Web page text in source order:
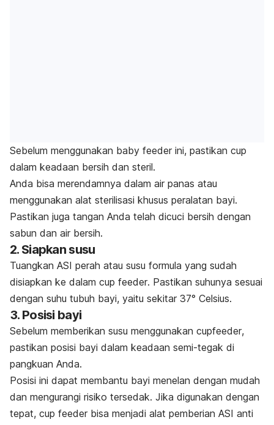
Sebelum menggunakan baby feeder ini, pastikan cup
dalam keadaan bersih dan steril.
Anda bisa merendamnya dalam air panas atau
menggunakan alat sterilisasi khusus peralatan bayi.
Pastikan juga tangan Anda telah dicuci bersih dengan
sabun dan air bersih.
2. Siapkan susu
Tuangkan ASI perah atau susu formula yang sudah
disiapkan ke dalam cup feeder. Pastikan suhunya sesuai
dengan suhu tubuh bayi, yaitu sekitar 37° Celsius.
3. Posisi bayi
Sebelum memberikan susu menggunakan cupfeeder,
pastikan posisi bayi dalam keadaan semi-tegak di
pangkuan Anda.
Posisi ini dapat membantu bayi menelan dengan mudah
dan mengurangi risiko tersedak. Jika digunakan dengan
tepat, cup feeder bisa menjadi alat pemberian ASI anti